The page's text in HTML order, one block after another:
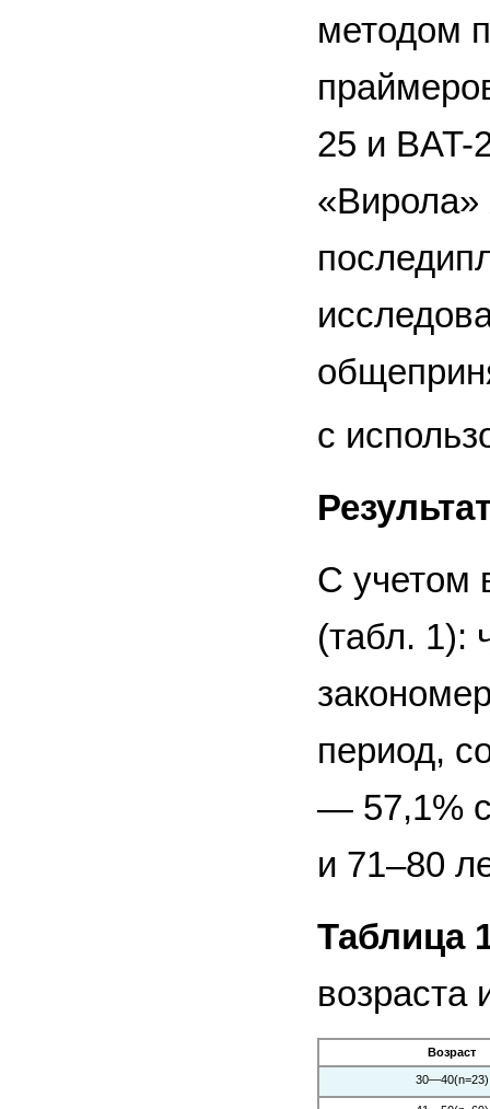
методом
25 и BAT-
«Вирола»
с
С учетом
(табл. 1):
период,
— 57,1%
и 71–80
Таблица
Возраст
30—40(n=23)